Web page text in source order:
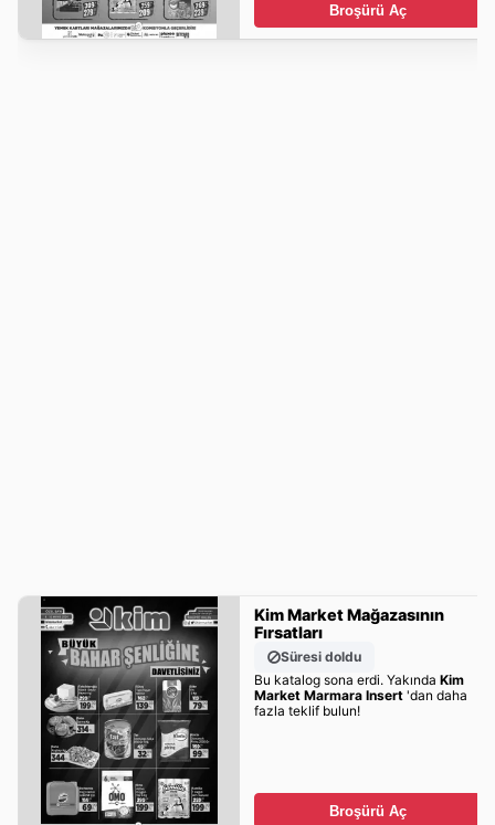
Broşürü Aç
Kim Market Mağazasının
Fırsatları
Süresi doldu
Bu katalog sona erdi. Yakında Kim
Market Marmara Insert'dan daha
fazla teklif bulun!
Broşürü Aç